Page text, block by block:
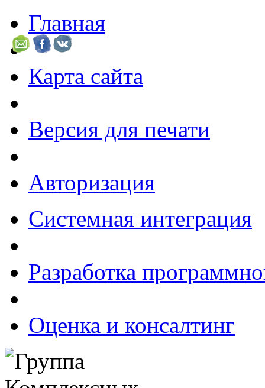
Главная
Карта сайта
Версия для печати
Авторизация
Системная интеграция
Разработка
Оценка и консалтинг